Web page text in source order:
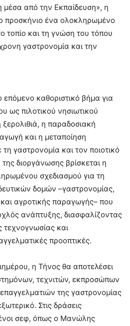
μέσα από την Εκπαίδευση», η
προσκήνιο ένα ολοκληρωμένο
τοπίο και τη γνώση του τόπου
γαστρονομία και την
επόμενο καθοριστικό βήμα για
ως πιλοτικού νησιωτικού
η παραδοσιακή
και η μεταποίηση
γαστρονομία και τον ποιοτικό
διοργάνωσης βρίσκεται η
σχεδιασμού για τη
δομών –γαστρονομίας,
αγροτικής παραγωγής– που
ανάπτυξης, διασφαλίζοντας
τεχνογνωσίας και
προοπτικές.
η Τήνος θα αποτελέσει
τεχνιτών, εκπροσώπων
της γαστρονομίας
Στις δράσεις
σεφ, όπως ο Μανώλης